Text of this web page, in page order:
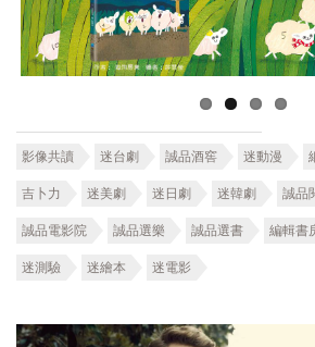
影像共讀 迷台劇 誠品酒窖 迷動漫
吉卜力 迷美劇 迷日劇 迷韓劇 誠品
誠品電影院 誠品選樂 誠品選書 編輯書
迷測驗 迷繪本 迷電影